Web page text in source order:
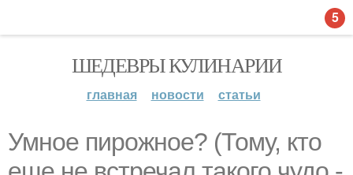
ШЕДЕВРЫ КУЛИНАРИИ
главная новости статьи
Умное пирожное? (Тому, кто
5